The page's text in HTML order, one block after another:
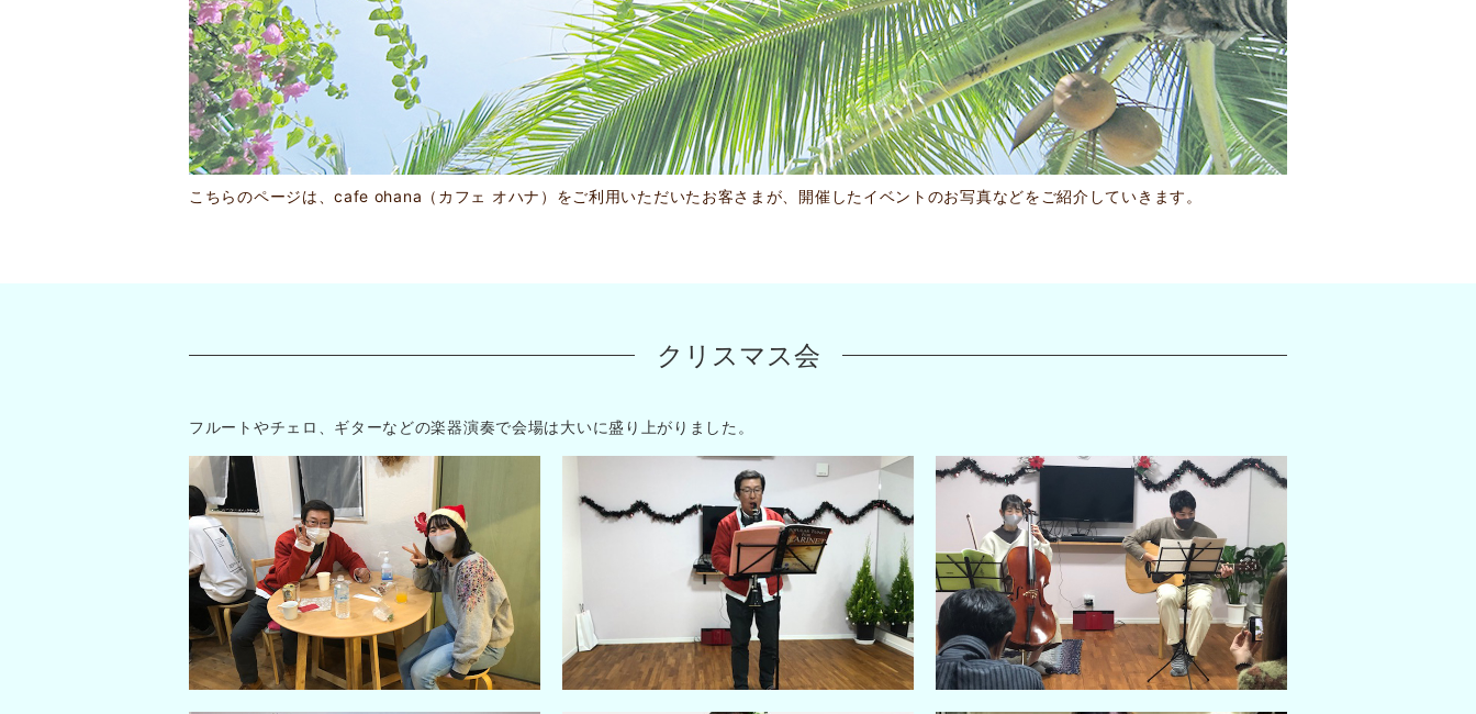
こちらのページは、cafe ohana（カフェ オハナ）をご利用いただいたお客さまが、開催したイベントのお写真などをご紹介していきます。
クリスマス会
フルートやチェロ、ギターなどの楽器演奏で会場は大いに盛り上がりました。